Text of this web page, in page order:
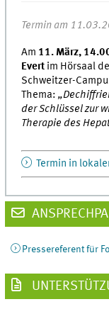
Termin am
Am 11. März,
Evert im Hörsaal
Schweitzer-
Thema:
der Schlüssel zur
Therapie des
Termin in
Pressereferent für